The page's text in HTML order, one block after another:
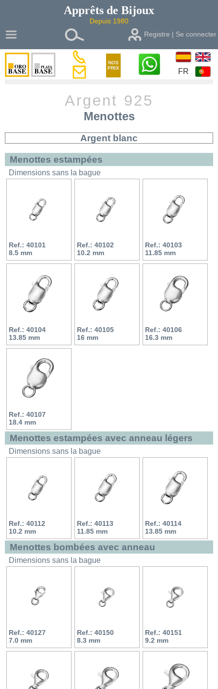
Apprêts de Bijoux
Depuis 1980
Registre | Se connecter
NOS
PRIX
FR
Argent 925
Menottes
Argent blanc
Menottes estampées
Dimensions sans la bague
Ref.: 40101
8.5 mm
Ref.: 40102
10.2 mm
Ref.: 40103
11.85 mm
Ref.: 40104
13.85 mm
Ref.: 40105
16 mm
Ref.: 40106
16.3 mm
Ref.: 40107
18.4 mm
Menottes estampées avec anneau légers
Dimensions sans la bague
Ref.: 40112
10.2 mm
Ref.: 40113
11.85 mm
Ref.: 40114
13.85 mm
Menottes bombées avec anneau
Dimensions sans la bague
Ref.: 40127
7.0 mm
Ref.: 40150
8.3 mm
Ref.: 40151
9.2 mm